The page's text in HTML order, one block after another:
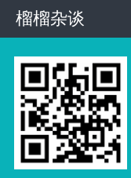
榴榴杂谈
榴榴杂谈